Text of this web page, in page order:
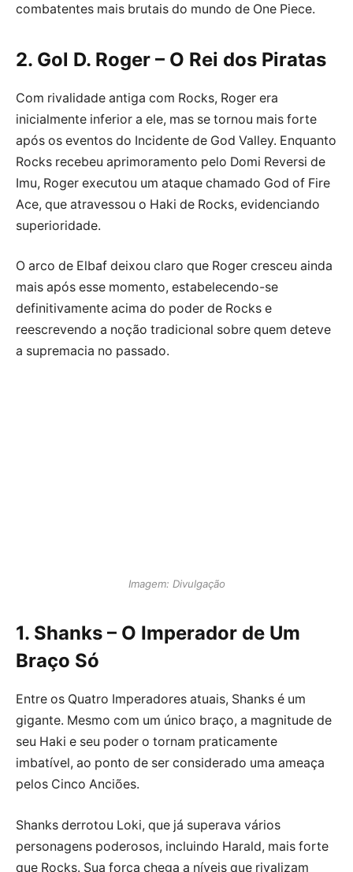
combatentes mais brutais do mundo de One Piece.
2. Gol D. Roger – O Rei dos Piratas
Com rivalidade antiga com Rocks, Roger era
inicialmente inferior a ele, mas se tornou mais forte
após os eventos do Incidente de God Valley. Enquanto
Rocks recebeu aprimoramento pelo Domi Reversi de
Imu, Roger executou um ataque chamado God of Fire
Ace, que atravessou o Haki de Rocks, evidenciando
superioridade.
O arco de Elbaf deixou claro que Roger cresceu ainda
mais após esse momento, estabelecendo-se
definitivamente acima do poder de Rocks e
reescrevendo a noção tradicional sobre quem deteve
a supremacia no passado.
Imagem: Divulgação
1. Shanks – O Imperador de Um
Braço Só
Entre os Quatro Imperadores atuais, Shanks é um
gigante. Mesmo com um único braço, a magnitude de
seu Haki e seu poder o tornam praticamente
imbatível, ao ponto de ser considerado uma ameaça
pelos Cinco Anciões.
Shanks derrotou Loki, que já superava vários
personagens poderosos, incluindo Harald, mais forte
que Rocks. Sua força chega a níveis que rivalizam